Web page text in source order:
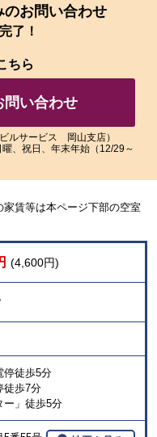
像
い
だ
す。
のお問い合わせ
了！
ちら
問い合わせ
ルサービス 岡山支店）
、祝日、年末年始（12/29～
賃等は本ページ下部の空室
(4,600円)
停徒歩5分
徒歩7分
ー」徒歩5分